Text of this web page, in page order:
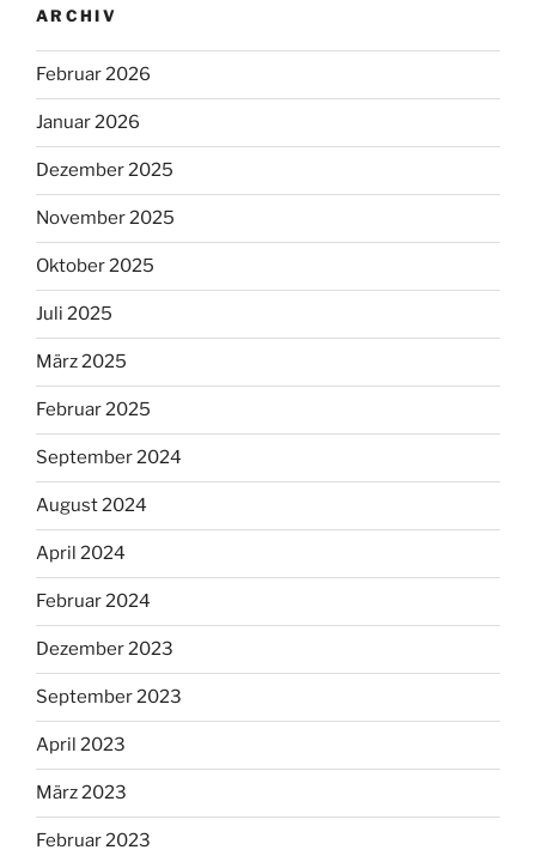
ARCHIV
Februar 2026
Januar 2026
Dezember 2025
November 2025
Oktober 2025
Juli 2025
März 2025
Februar 2025
September 2024
August 2024
April 2024
Februar 2024
Dezember 2023
September 2023
April 2023
März 2023
Februar 2023